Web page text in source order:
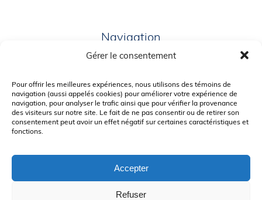
Gérer le consentement
Pour offrir les meilleures expériences, nous utilisons des témoins de
navigation (aussi appelés cookies) pour améliorer votre expérience de
navigation, pour analyser le trafic ainsi que pour vérifier la provenance
des visiteurs sur notre site. Le fait de ne pas consentir ou de retirer son
consentement peut avoir un effet négatif sur certaines caractéristiques et
fonctions.
Accepter
Refuser
Navigation
PORTAIL PARENTS
PLAINTE – SERVICE À L’ÉLÈVE
POLITIQUE DE CONFIDENTIALITÉ